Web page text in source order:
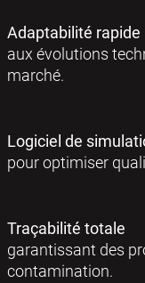
Adaptabilité rapide
aux évolutions
marché.
Logiciel de
pour optimiser
Traçabilité totale
garantissant des
contamination.